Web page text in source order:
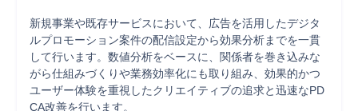
新規事業や既存サービスにおいて、広告を活用したデジタ
ルプロモーション案件の配信設定から効果分析までを一貫
して行います。数値分析をベースに、関係者を巻き込みな
がら仕組みづくりや業務効率化にも取り組み、効果的かつ
ユーザー体験を重視したクリエイティブの追求と迅速なPD
CA改善を行います。